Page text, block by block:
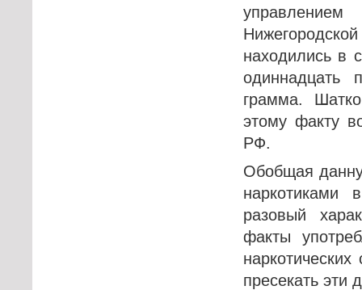
находились в
одиннадцать
грамма.
этому факту
РФ.
Обобщая
наркотиками
разовый
факты
пресекать эти